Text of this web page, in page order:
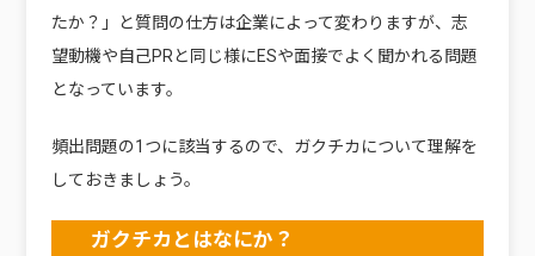
たか？」と質問の仕方は企業によって変わりますが、志
望動機や自己PRと同じ様にESや面接でよく聞かれる問題
となっています。
頻出問題の1つに該当するので、ガクチカについて理解を
しておきましょう。
ガクチカとはなにか？